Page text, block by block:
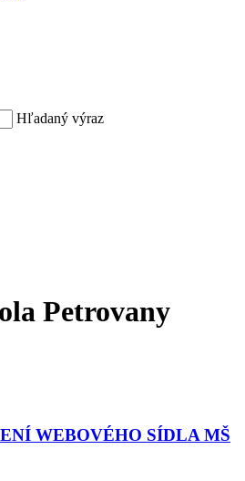
Hľadaný výraz
Petrovany
WEBOVÉHO SÍDLA MŠ